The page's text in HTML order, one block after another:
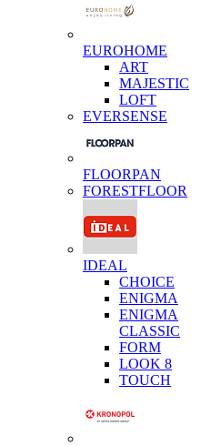
EUROHOME
ART
MAJESTIC
LOFT
EVERSENSE
FLOORPAN
FORESTFLOOR
IDEAL
CHOICE
ENIGMA
ENIGMA
CLASSIC
FORM
LOOK 8
TOUCH